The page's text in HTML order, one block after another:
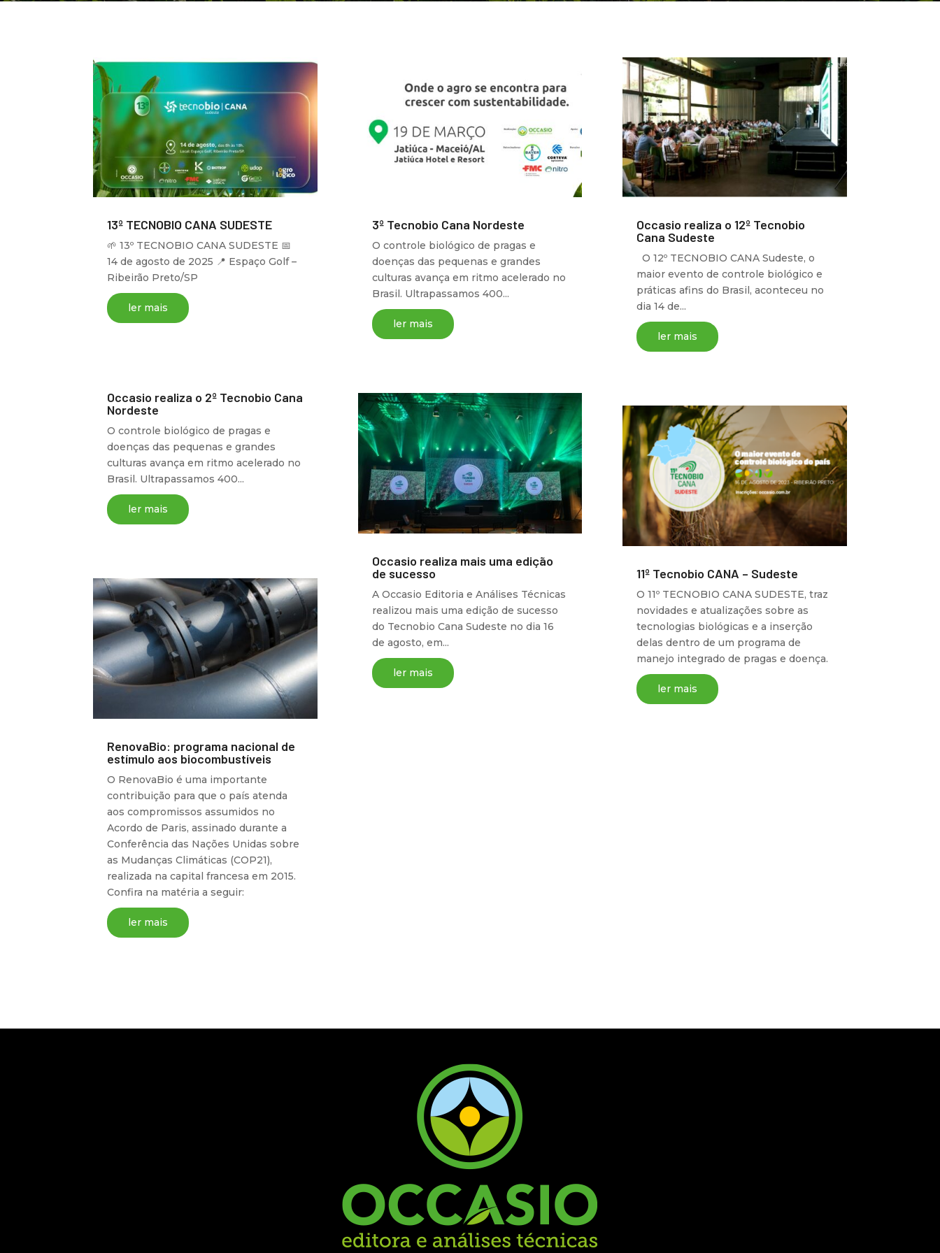
13º TECNOBIO CANA SUDESTE
🌱 13º TECNOBIO CANA SUDESTE 📅
14 de agosto de 2025 📍 Espaço Golf –
Ribeirão Preto/SP
ler mais
Occasio realiza o 2º Tecnobio Cana
Nordeste
O controle biológico de pragas e
doenças das pequenas e grandes
culturas avança em ritmo acelerado no
Brasil. Ultrapassamos 400...
ler mais
RenovaBio: programa nacional de
estímulo aos biocombustíveis
O RenovaBio é uma importante
contribuição para que o país atenda
aos compromissos assumidos no
Acordo de Paris, assinado durante a
Conferência das Nações Unidas sobre
as Mudanças Climáticas (COP21),
realizada na capital francesa em 2015.
Confira na matéria a seguir:
ler mais
3º Tecnobio Cana Nordeste
O controle biológico de pragas e
doenças das pequenas e grandes
culturas avança em ritmo acelerado no
Brasil. Ultrapassamos 400...
ler mais
Occasio realiza mais uma edição
de sucesso
A Occasio Editoria e Análises Técnicas
realizou mais uma edição de sucesso
do Tecnobio Cana Sudeste no dia 16
de agosto, em...
ler mais
Occasio realiza o 12º Tecnobio
Cana Sudeste
O 12º TECNOBIO CANA Sudeste, o
maior evento de controle biológico e
práticas afins do Brasil, aconteceu no
dia 14 de...
ler mais
11º Tecnobio CANA – Sudeste
O 11º TECNOBIO CANA SUDESTE, traz
novidades e atualizações sobre as
tecnologias biológicas e a inserção
delas dentro de um programa de
manejo integrado de pragas e doença.
ler mais